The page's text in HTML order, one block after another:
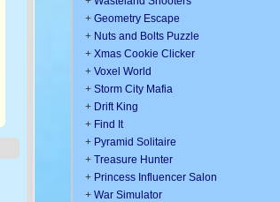
+ Geometry Escape
+ Nuts and Bolts Puzzle
+ Xmas Cookie Clicker
+ Voxel World
+ Storm City Mafia
+ Drift King
+ Find It
+ Pyramid Solitaire
+ Treasure Hunter
+ Princess Influencer Salon
+ War Simulator